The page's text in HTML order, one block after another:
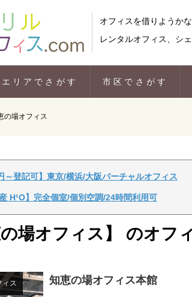
オフィスを借りようか
レンタルオフィス、シ
エリアでさがす 市区でさがす
の場オフィス
～登記可】東京/横浜/大阪バーチャルオフィス
産 H¹O】完全個室/個別空調/24時間利用可
の場オフィス】 のオフ
ィス 知恵の場オフィス本館